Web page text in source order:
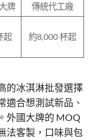
牌 傳統代工廠
起 約8,000 杯起
的冰淇淋批發選擇
適合想測試新品、
外國大牌的 MOQ
法客製，口味與包